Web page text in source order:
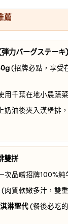
薦
力バーグステーキ)
(招牌必點，享受
用千葉在地小農蔬
奶油後夾入漢堡排
雙拼
次品嚐招牌100%純
(肉質軟嫩多汁，雙
淋聖代(餐後必吃